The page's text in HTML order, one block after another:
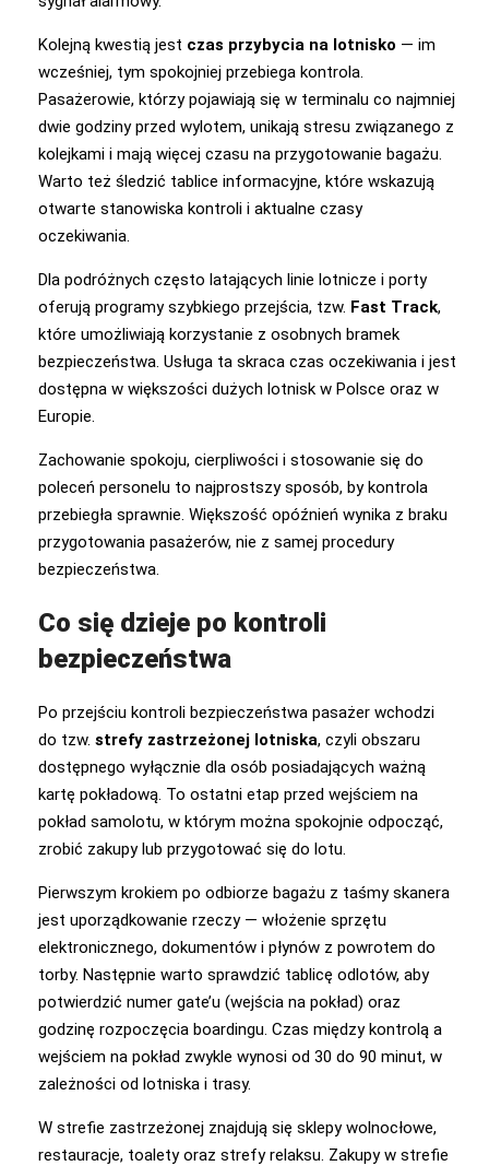
Kolejną kwestią jest czas przybycia na lotnisko — im
wcześniej, tym spokojniej przebiega kontrola.
Pasażerowie, którzy pojawiają się w terminalu co najmniej
dwie godziny przed wylotem, unikają stresu związanego z
kolejkami i mają więcej czasu na przygotowanie bagażu.
Warto też śledzić tablice informacyjne, które wskazują
otwarte stanowiska kontroli i aktualne czasy
oczekiwania.
Dla podróżnych często latających linie lotnicze i porty
oferują programy szybkiego przejścia, tzw. Fast Track,
które umożliwiają korzystanie z osobnych bramek
bezpieczeństwa. Usługa ta skraca czas oczekiwania i jest
dostępna w większości dużych lotnisk w Polsce oraz w
Europie.
Zachowanie spokoju, cierpliwości i stosowanie się do
poleceń personelu to najprostszy sposób, by kontrola
przebiegła sprawnie. Większość opóźnień wynika z braku
przygotowania pasażerów, nie z samej procedury
bezpieczeństwa.
Co się dzieje po kontroli
bezpieczeństwa
Po przejściu kontroli bezpieczeństwa pasażer wchodzi
do tzw. strefy zastrzeżonej lotniska, czyli obszaru
dostępnego wyłącznie dla osób posiadających ważną
kartę pokładową. To ostatni etap przed wejściem na
pokład samolotu, w którym można spokojnie odpocząć,
zrobić zakupy lub przygotować się do lotu.
Pierwszym krokiem po odbiorze bagażu z taśmy skanera
jest uporządkowanie rzeczy — włożenie sprzętu
elektronicznego, dokumentów i płynów z powrotem do
torby. Następnie warto sprawdzić tablicę odlotów, aby
potwierdzić numer gate’u (wejścia na pokład) oraz
godzinę rozpoczęcia boardingu. Czas między kontrolą a
wejściem na pokład zwykle wynosi od 30 do 90 minut, w
zależności od lotniska i trasy.
W strefie zastrzeżonej znajdują się sklepy wolnocłowe,
restauracje, toalety oraz strefy relaksu. Zakupy w strefie